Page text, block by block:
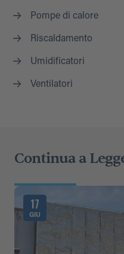
Pompe di calore
Riscaldamento
Umidificatori
Ventilatori
Continua a
17
GIU